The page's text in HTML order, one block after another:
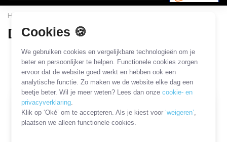
Cookies 🍪
We gebruiken cookies en vergelijkbare technologieën om je
beter en persoonlijker te helpen. Functionele cookies zorgen
ervoor dat de website goed werkt en hebben ook een
analytische functie. Zo maken we de website elke dag een
beetje beter. Wil je meer weten? Lees dan onzecookie- en
privacyverklaring
Klik op ‘Oké’ om te accepteren. Als je kiest voor‘weigeren’
plaatsen we alleen functionele cookies.
Home
DisplayPort - DVI
41 PRODUCTEN
Filters SORTEER OP